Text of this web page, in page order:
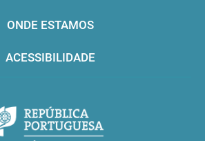
ONDE ESTAMOS
ACESSIBILIDADE